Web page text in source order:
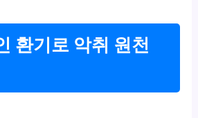
환기로 악취 원천